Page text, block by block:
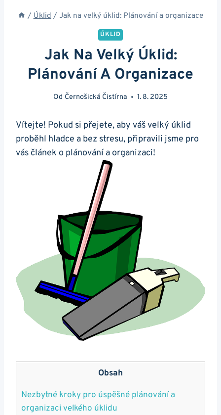
/ Úklid / Jak na velký úklid: Plánování a organizace
ÚKLID
Jak Na Velký Úklid:
Plánování A Organizace
Od Černošická Čistírna 1. 8. 2025
Vítejte! Pokud si přejete, aby váš velký úklid
proběhl hladce a bez stresu, připravili jsme pro
vás článek o plánování a organizaci!
Obsah
Nezbytné kroky pro úspěšné plánování a
organizaci velkého úklidu